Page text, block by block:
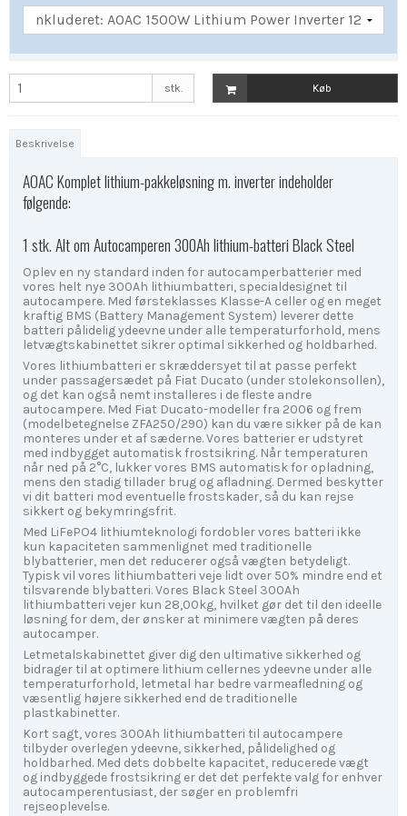
stk. Køb
Beskrivelse
AOAC Komplet lithium-pakkeløsning m. inverter indeholder
følgende:
1 stk. Alt om Autocamperen 300Ah lithium-batteri Black Steel
Oplev en ny standard inden for autocamperbatterier med
vores helt nye 300Ah lithiumbatteri, specialdesignet til
autocampere. Med førsteklasses Klasse-A celler og en meget
kraftig BMS (Battery Management System) leverer dette
batteri pålidelig ydeevne under alle temperaturforhold, mens
letvægtskabinettet sikrer optimal sikkerhed og holdbarhed.
Vores lithiumbatteri er skræddersyet til at passe perfekt
under passagersædet på Fiat Ducato (under stolekonsollen),
og det kan også nemt installeres i de fleste andre
autocampere. Med Fiat Ducato-modeller fra 2006 og frem
(modelbetegnelse ZFA250/290) kan du være sikker på de kan
monteres under et af sæderne. Vores batterier er udstyret
med indbygget automatisk frostsikring. Når temperaturen
når ned på 2°C, lukker vores BMS automatisk for opladning,
mens den stadig tillader brug og afladning. Dermed beskytter
vi dit batteri mod eventuelle frostskader, så du kan rejse
sikkert og bekymringsfrit.
Med LiFePO4 lithiumteknologi fordobler vores batteri ikke
kun kapaciteten sammenlignet med traditionelle
blybatterier, men det reducerer også vægten betydeligt.
Typisk vil vores lithiumbatteri veje lidt over 50% mindre end et
tilsvarende blybatteri. Vores Black Steel 300Ah
lithiumbatteri vejer kun 28,00kg, hvilket gør det til den ideelle
løsning for dem, der ønsker at minimere vægten på deres
autocamper.
Letmetalskabinettet giver dig den ultimative sikkerhed og
bidrager til at optimere lithium cellernes ydeevne under alle
temperaturforhold, letmetal har bedre varmeafledning og
væsentlig højere sikkerhed end de traditionelle
plastkabinetter.
Kort sagt, vores 300Ah lithiumbatteri til autocampere
tilbyder overlegen ydeevne, sikkerhed, pålidelighed og
holdbarhed. Med dets dobbelte kapacitet, reducerede vægt
og indbyggede frostsikring er det det perfekte valg for enhver
autocamperentusiast, der søger en problemfri
rejseoplevelse.